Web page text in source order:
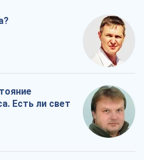
Есть ли свет